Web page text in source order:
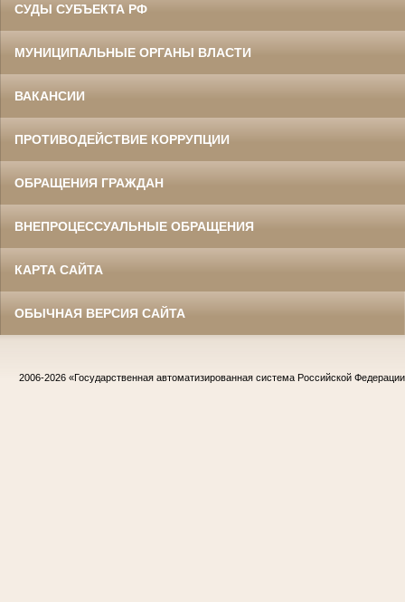
СУДЫ СУБЪЕКТА РФ
МУНИЦИПАЛЬНЫЕ ОРГАНЫ ВЛАСТИ
ВАКАНСИИ
ПРОТИВОДЕЙСТВИЕ КОРРУПЦИИ
ОБРАЩЕНИЯ ГРАЖДАН
ВНЕПРОЦЕССУАЛЬНЫЕ ОБРАЩЕНИЯ
КАРТА САЙТА
ОБЫЧНАЯ ВЕРСИЯ САЙТА
2006-2026 «Государственная автоматизированная система Российской